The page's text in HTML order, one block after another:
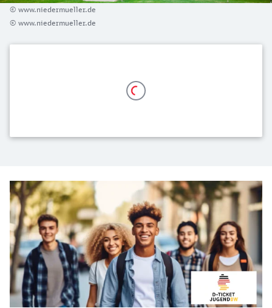
© www.niedermueller.de
© www.niedermueller.de
D-Ticket Angebote